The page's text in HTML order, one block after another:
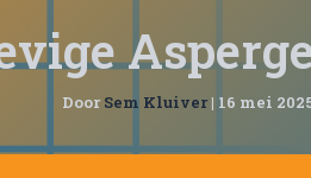
DoorSem Kluiver | 16 mei